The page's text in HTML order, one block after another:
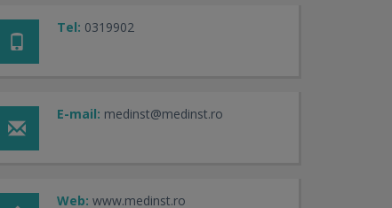
Tel: 0319902
E-mail: medinst@medinst.ro
Web: www.medinst.ro